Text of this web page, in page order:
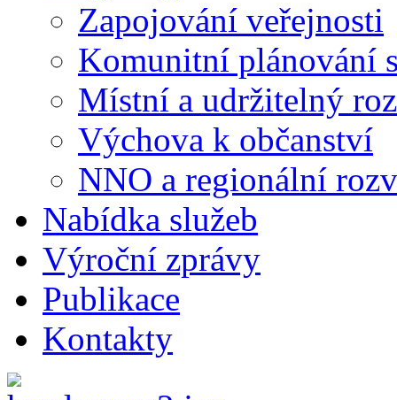
Zapojování veřejnosti
Komunitní plánování
Místní a udržitelný
Výchova k občanství
NNO a regionální
Nabídka služeb
Výroční zprávy
Publikace
Kontakty